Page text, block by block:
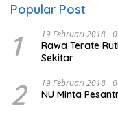
Popular Post
1 19 Februari 2018
Rawa Terate
Sekitar
2 19 Februari 2018
NU Minta